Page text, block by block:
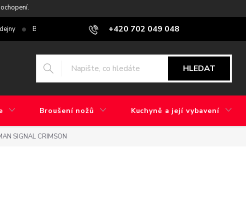
+420 702 049 048
Blog Jaký je rozdíl mezi továrním brusem a ručním broušením?
HLEDAT
Broušení nožů Kuchyně a její vybavení
SIGNAL CRIMSON